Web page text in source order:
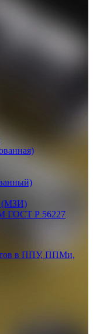
(МЗИ)
ГОСТ Р 56227
в ППУ, ППМи,